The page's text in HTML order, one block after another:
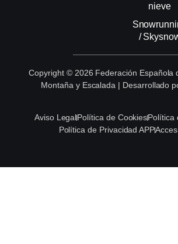
nieve
/
Copyright © 2026 Federación Española
Montaña y Escalada | Desarrollado
Aviso LegalPolítica de CookiesPolítica
Política de Privacidad APP